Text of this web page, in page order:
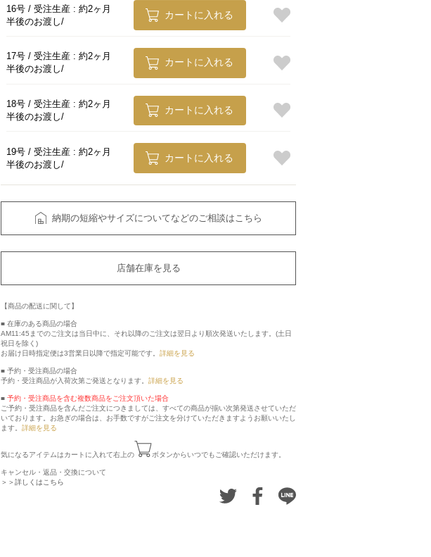
16号 / 受注生産 : 約2ヶ月
半後のお渡し
カートに入れる
17号 / 受注生産 : 約2ヶ月
半後のお渡し
カートに入れる
18号 / 受注生産 : 約2ヶ月
半後のお渡し
カートに入れる
19号 / 受注生産 : 約2ヶ月
半後のお渡し
カートに入れる
納期の短縮やサイズについてなどのご相談はこちら
店舗在庫を見る
【商品の配送に関して】
■ 在庫のある商品の場合
AM11:45までのご注文は当日中に、それ以降のご注文は翌日より順次発送いたします。(土日
祝日を除く)
お届け日時指定便は3営業日以降で指定可能です。 詳細を見る
■ 予約・受注商品の場合
予約・受注商品が入荷次第ご発送となります。 詳細を見る
■ 予約・受注商品を含む複数商品をご注文頂いた場合
ご予約・受注商品を含んだご注文につきましては、すべての商品が揃い次第発送させていただ
いております。お急ぎの場合は、お手数ですがご注文を分けていただきますようお願いいたし
ます。 詳細を見る
気になるアイテムはカートに入れて右上の ボタンからいつでもご確認いただけます。
キャンセル・返品・交換について
＞＞詳しくはこちら